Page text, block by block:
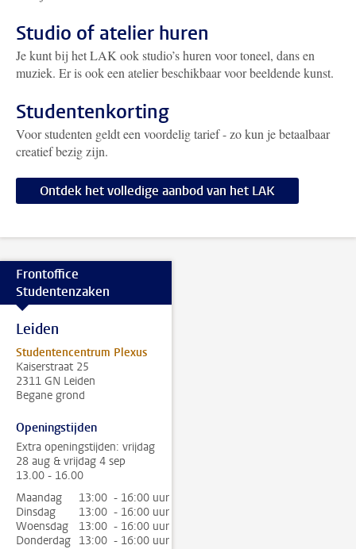
Studio of atelier huren
Je kunt bij het LAK ook studio’s huren voor toneel, dans en
muziek. Er is ook een atelier beschikbaar voor beeldende kunst.
Studentenkorting
Voor studenten geldt een voordelig tarief - zo kun je betaalbaar
creatief bezig zijn.
Ontdek het volledige aanbod van het LAK
Frontoffice
Studentenzaken
Leiden
Studentencentrum Plexus
Kaiserstraat 25
2311 GN Leiden
Begane grond
Openingstijden
Extra openingstijden: vrijdag
28 aug & vrijdag 4 sep
13.00 - 16.00
Maandag
13:00 - 16:00 uur
Dinsdag
13:00 - 16:00 uur
Woensdag
13:00 - 16:00 uur
Donderdag 13:00 - 16:00 uur